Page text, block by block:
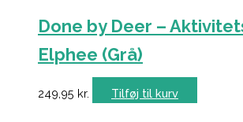
Done by Deer –
Elphee (Grå)
249,95 kr. Tilføj til kurv